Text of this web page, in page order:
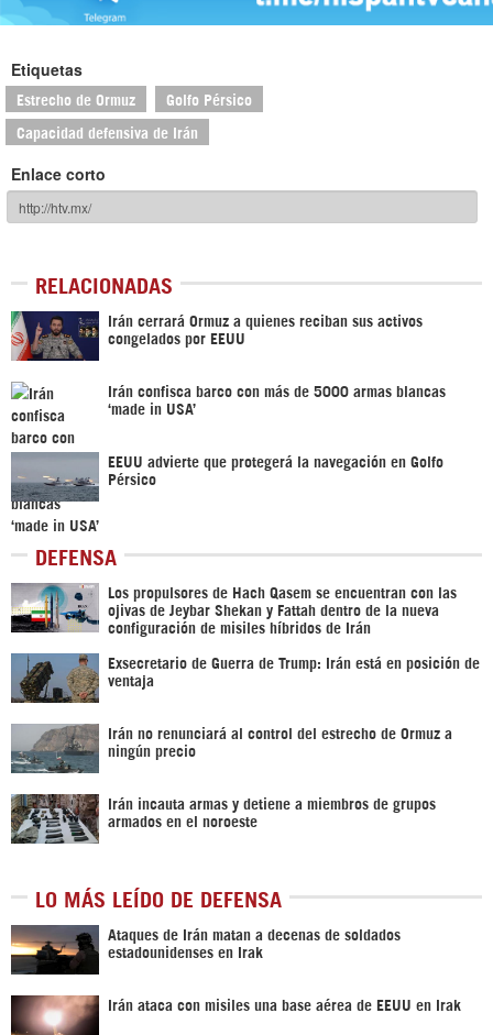
Etiquetas
Estrecho de Ormuz Golfo Pérsico
Capacidad defensiva de Irán
Enlace corto
RELACIONADAS
Irán cerrará Ormuz a quienes reciban sus activos
congelados por EEUU
Irán confisca barco con más de 5000 armas blancas
‘made in USA’
EEUU advierte que protegerá la navegación en Golfo
Pérsico
DEFENSA
Los propulsores de Hach Qasem se encuentran con las
ojivas de Jeybar Shekan y Fattah dentro de la nueva
configuración de misiles híbridos de Irán
Exsecretario de Guerra de Trump: Irán está en posición de
ventaja
Irán no renunciará al control del estrecho de Ormuz a
ningún precio
Irán incauta armas y detiene a miembros de grupos
armados en el noroeste
LO MÁS LEÍDO DE DEFENSA
Ataques de Irán matan a decenas de soldados
estadounidenses en Irak
Irán ataca con misiles una base aérea de EEUU en Irak